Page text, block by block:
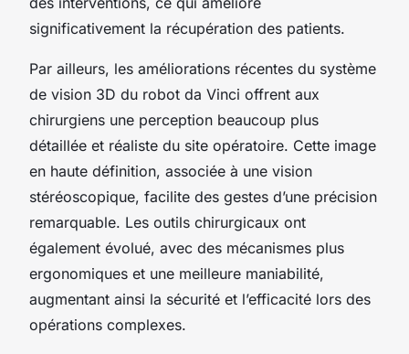
significativement la récupération des patients.
Par ailleurs, les améliorations récentes du système
de vision 3D du robot da Vinci offrent aux
chirurgiens une perception beaucoup plus
détaillée et réaliste du site opératoire. Cette image
en haute définition, associée à une vision
stéréoscopique, facilite des gestes d’une précision
remarquable. Les outils chirurgicaux ont
également évolué, avec des mécanismes plus
ergonomiques et une meilleure maniabilité,
augmentant ainsi la sécurité et l’efficacité lors des
opérations complexes.